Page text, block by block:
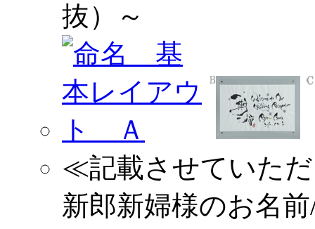
抜）～
≪記載させていた
新郎新婦様のお名